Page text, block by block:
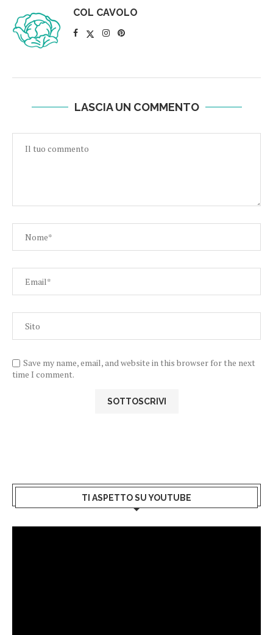
COL CAVOLO
LASCIA UN COMMENTO
Save my name, email, and website in this browser for the next
time I comment.
TI ASPETTO SU YOUTUBE